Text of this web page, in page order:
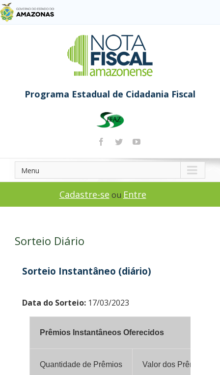
Programa Estadual de Cidadania Fiscal
Menu
Cadastre-se ou Entre
Sorteio Diário
Sorteio Instantâneo (diário)
Data do Sorteio: 17/03/2023
Prêmios Instantâneos Oferecidos
Quantidade de Prêmios Valor dos Prêmios